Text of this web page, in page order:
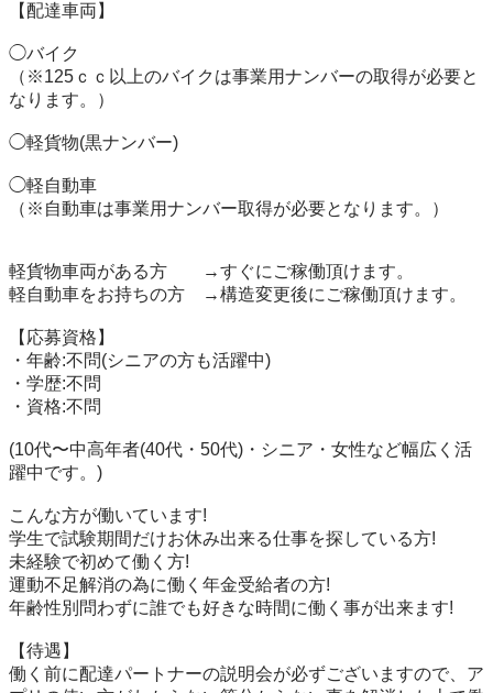
【配達車両】
◯バイク
（※125ｃｃ以上のバイクは事業用ナンバーの取得が必要と
なります。）
◯軽貨物(黒ナンバー)
◯軽自動車
（※自動車は事業用ナンバー取得が必要となります。）
軽貨物車両がある方　　→すぐにご稼働頂けます。
軽自動車をお持ちの方　→構造変更後にご稼働頂けます。
【応募資格】
・年齢:不問(シニアの方も活躍中)
・学歴:不問
・資格:不問
(10代〜中高年者(40代・50代)・シニア・女性など幅広く活
躍中です。)
こんな方が働いています!
学生で試験期間だけお休み出来る仕事を探している方!
未経験で初めて働く方!
運動不足解消の為に働く年金受給者の方!
年齢性別問わずに誰でも好きな時間に働く事が出来ます!
【待遇】
働く前に配達パートナーの説明会が必ずございますので、ア